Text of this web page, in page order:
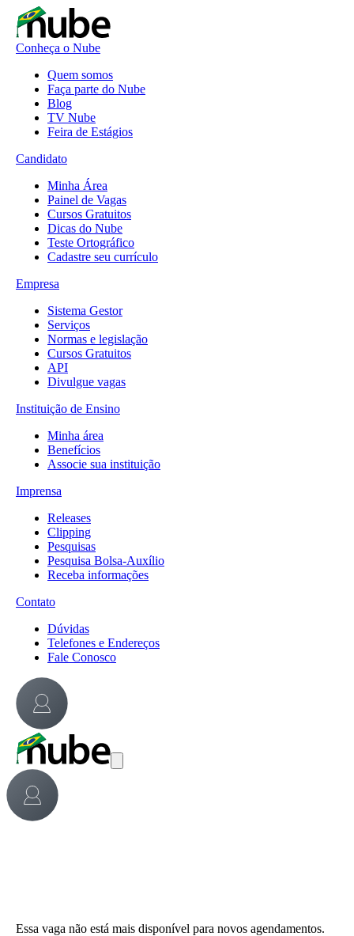
Conheça o Nube
Quem somos
Faça parte do Nube
Blog
TV Nube
Feira de Estágios
Candidato
Minha Área
Painel de Vagas
Cursos Gratuitos
Dicas do Nube
Teste Ortográfico
Cadastre seu currículo
Empresa
Sistema Gestor
Serviços
Normas e legislação
Cursos Gratuitos
API
Divulgue vagas
Instituição de Ensino
Minha área
Benefícios
Associe sua instituição
Imprensa
Releases
Clipping
Pesquisas
Pesquisa Bolsa-Auxílio
Receba informações
Contato
Dúvidas
Telefones e Endereços
Fale Conosco
Essa vaga não está mais disponível para novos agendamentos.